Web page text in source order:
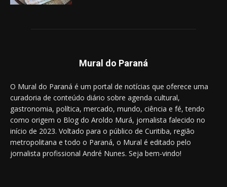
Mural do Paraná
O Mural do Paraná é um portal de notícias que oferece uma
curadoria de conteúdo diário sobre agenda cultural,
gastronomia, política, mercado, mundo, ciência e fé, tendo
como origem o Blog do Aroldo Murá, jornalista falecido no
início de 2023. Voltado para o público de Curitiba, região
metropolitana e todo o Paraná, o Mural é editado pelo
jornalista profissional André Nunes. Seja bem-vindo!